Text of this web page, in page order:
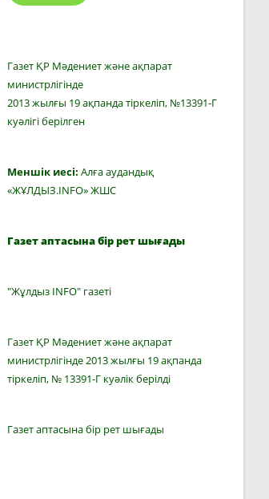
Газет ҚР Мәдениет және ақпарат
министрлігінде
2013 жылғы 19 ақпанда тіркеліп, №13391-Г
куәлігі берілген
Меншік иесі: Алға аудандық
«ЖҰЛДЫЗ.INFO» ЖШС
Газет аптасына бір рет шығады
"Жұлдыз INFO" газеті
Газет ҚР Мәдениет және ақпарат
министрлігінде 2013 жылғы 19 ақпанда
тіркеліп, № 13391-Г куәлік берілді
Газет аптасына бір рет шығады